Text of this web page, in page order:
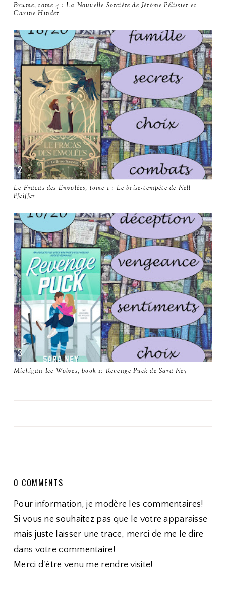
Brume, tome 4 : La Nouvelle Sorcière de Jérôme Pélissier et
Carine Hinder
Le Fracas des Envolées, tome 1 : Le brise-tempête de Nell
Pfeiffer
Michigan Ice Wolves, book 1: Revenge Puck de Sara Ney
0 COMMENTS
Pour information, je modère les commentaires!
Si vous ne souhaitez pas que le votre apparaisse
mais juste laisser une trace, merci de me le dire
dans votre commentaire!
Merci d'être venu me rendre visite!